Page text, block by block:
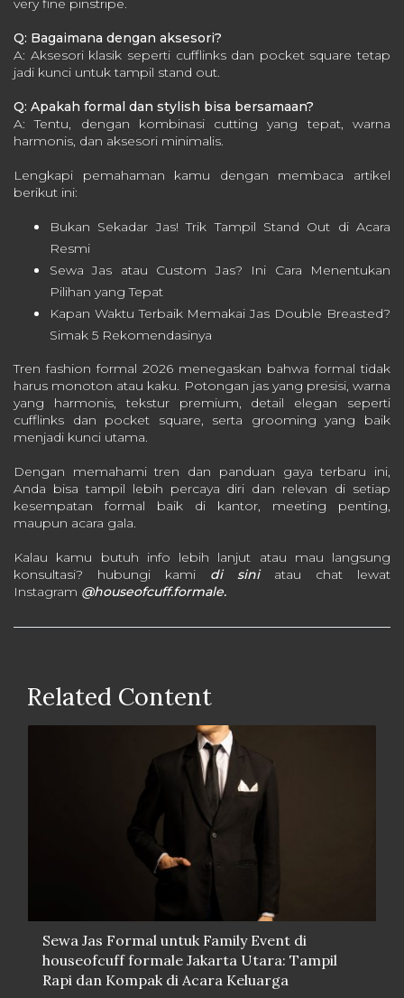
very fine pinstripe.
Q: Bagaimana dengan aksesori?
A: Aksesori klasik seperti cufflinks dan pocket square tetap
jadi kunci untuk tampil stand out.
Q: Apakah formal dan stylish bisa bersamaan?
A: Tentu, dengan kombinasi cutting yang tepat, warna
harmonis, dan aksesori minimalis.
Lengkapi pemahaman kamu dengan membaca artikel
berikut ini:
Bukan Sekadar Jas! Trik Tampil Stand Out di Acara
Resmi
Sewa Jas atau Custom Jas? Ini Cara Menentukan
Pilihan yang Tepat
Kapan Waktu Terbaik Memakai Jas Double Breasted?
Simak 5 Rekomendasinya
Tren fashion formal 2026 menegaskan bahwa formal tidak
harus monoton atau kaku. Potongan jas yang presisi, warna
yang harmonis, tekstur premium, detail elegan seperti
cufflinks dan pocket square, serta grooming yang baik
menjadi kunci utama.
Dengan memahami tren dan panduan gaya terbaru ini,
Anda bisa tampil lebih percaya diri dan relevan di setiap
kesempatan formal baik di kantor, meeting penting,
maupun acara gala.
Kalau kamu butuh info lebih lanjut atau mau langsung
konsultasi? hubungi kami di siniatau chat lewat
Instagram @houseofcuff.formale.
Related Content
Sewa Jas Formal untuk Family Event di
houseofcuff formale Jakarta Utara: Tampil
Rapi dan Kompak di Acara Keluarga